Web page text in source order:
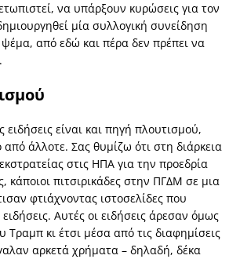
να υπάρξουν κυρώσεις για τον
μία συλλογική συνείδηση
από εδώ και πέρα δεν πρέπει να
ειδήσεις είναι και πηγή πλουτισμού,
άλλοτε. Σας θυμίζω ότι στη διάρκεια
στις ΗΠΑ για την προεδρία
κάποιοι πιτσιρικάδες στην ΠΓΔΜ σε μια
φτιάχνοντας ιστοσελίδες που
ειδήσεις. Αυτές οι ειδήσεις άρεσαν όμως
Τραμπ κι έτσι μέσα από τις διαφημίσεις
αρκετά χρήματα – δηλαδή, δέκα